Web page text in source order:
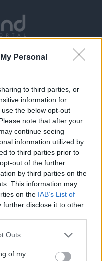
Personal
to third parties, or
information for
the below opt-out
note that after your
continue seeing
information utilized by
to third parties prior to
out of the further
by third parties on the
This information may
on the IAB’s List of
further disclose it to other
Outs
of my